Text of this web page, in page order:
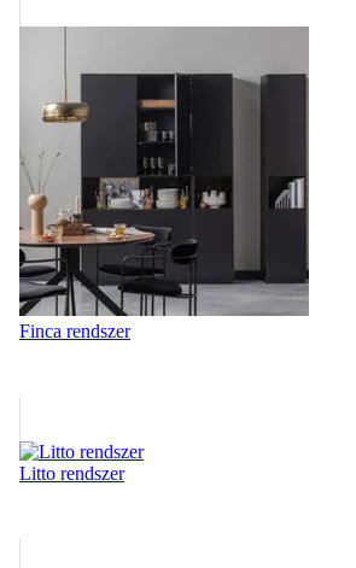
Finca rendszer
Litto rendszer